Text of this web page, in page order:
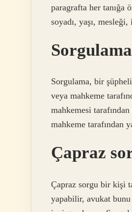
paragrafta her tanığa
soyadı, yaşı,
Sorgulama, bir
veya mahkeme
mahkemesi
mahkeme tarafından
Çapraz
Çapraz sorgu bir kişi
yapabilir, avukat bunu